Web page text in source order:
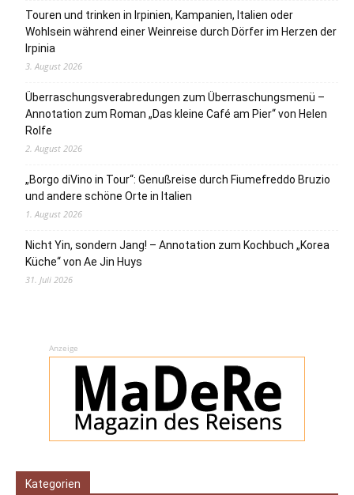
Touren und trinken in Irpinien, Kampanien, Italien oder
Wohlsein während einer Weinreise durch Dörfer im Herzen der
Irpinia
3. August 2026
Überraschungsverabredungen zum Überraschungsmenü –
Annotation zum Roman „Das kleine Café am Pier“ von Helen
Rolfe
2. August 2026
„Borgo diVino in Tour“: Genußreise durch Fiumefreddo Bruzio
und andere schöne Orte in Italien
1. August 2026
Nicht Yin, sondern Jang! – Annotation zum Kochbuch „Korea
Küche“ von Ae Jin Huys
31. Juli 2026
Anzeige
Kategorien